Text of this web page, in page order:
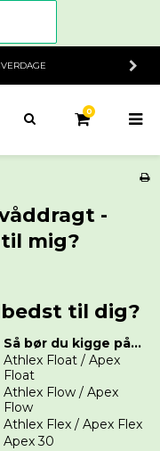
0
-
mig?
til dig?
Så bør du kigge på...
Athlex Float / Apex
Float
Athlex Flow / Apex
Flow
Athlex Flex / Apex Flex
Apex 30